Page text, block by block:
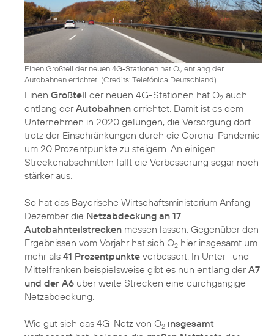
Einen Großteil der neuen 4G-Stationen hat O2 entlang der
Autobahnen errichtet. (Credits: Telefónica Deutschland)
Einen Großteil der neuen 4G-Stationen hat O2 auch
entlang derAutobahnen errichtet. Damit ist es dem
Unternehmen in 2020 gelungen, die Versorgung dort
trotz der Einschränkungen durch die Corona-Pandemie
um 20 Prozentpunkte zu steigern. An einigen
Streckenabschnitten fällt die Verbesserung sogar noch
stärker aus.
So hat das Bayerische Wirtschaftsministerium Anfang
Dezember die Netzabdeckung an 17
Autobahnteilstrecken messen lassen. Gegenüber den
Ergebnissen vom Vorjahr hat sich O2 hier insgesamt um
mehr als 41 Prozentpunkte verbessert. In Unter- und
Mittelfranken beispielsweise gibt es nun entlang derA7
und der A6 über weite Strecken eine durchgängige
Netzabdeckung.
Wie gut sich das 4G-Netz von O2 insgesamt